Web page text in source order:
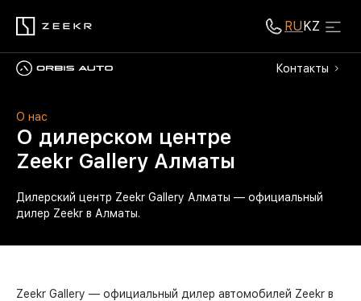
RUKZ
Контакты
О нас
О дилерском центре
Zeekr Gallery Алматы
Дилерский центр Zeekr Gallery Алматы — официальный
дилер Zeekr в Алматы.
Zeekr Gallery — официальный дилер автомобилей Zeekr в